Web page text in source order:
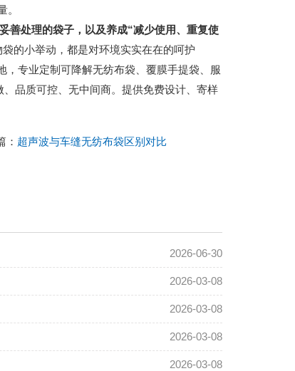
善处理的袋子，以及养成“减少使用、重复使
的小举动，都是对环境实实在在的呵护
，专业定制可降解无纺布袋、覆膜手提袋、服
品质可控、无中间商。提供免费设计、寄样
： 超声波与车缝无纺布袋区别对比
2026-06-30
2026-03-08
2026-03-08
2026-03-08
2026-03-08